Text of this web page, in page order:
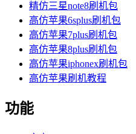
精仿三星note8刷机包
高仿苹果6splus刷机包
高仿苹果7plus刷机包
高仿苹果8plus刷机包
高仿苹果iphonex刷机包
高仿苹果刷机教程
功能